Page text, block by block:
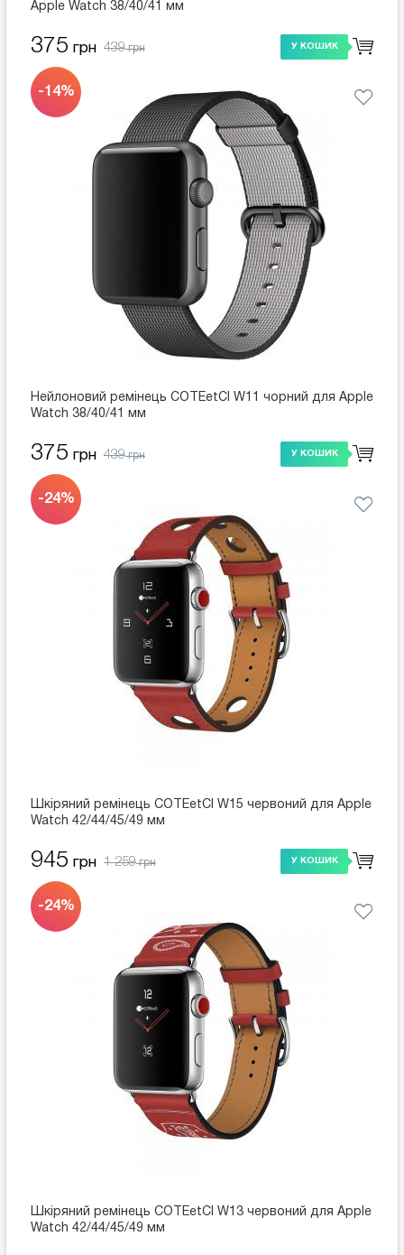
Apple Watch 38/40/41 мм
375 грн 439грн У КОШИК
-14%
Нейлоновий ремінець COTEetCI W11 чорний для Apple
Watch 38/40/41 мм
375 грн 439грн У КОШИК
-24%
Шкіряний ремінець COTEetCI W15 червоний для Apple
Watch 42/44/45/49 мм
945 грн 1 259грн У КОШИК
-24%
Шкіряний ремінець COTEetCI W13 червоний для Apple
Watch 42/44/45/49 мм